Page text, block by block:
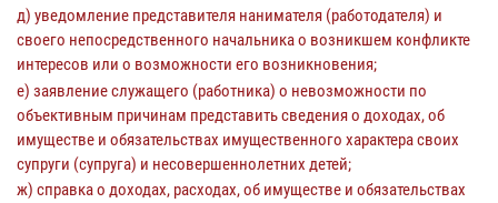
д) уведомление представителя нанимателя (работодателя) и
своего непосредственного начальника о возникшем конфликте
интересов или о возможности его возникновения;
е) заявление служащего (работника) о невозможности по
объективным причинам представить сведения о доходах, об
имуществе и обязательствах имущественного характера своих
супруги (супруга) и несовершеннолетних детей;
ж) справка о доходах, расходах, об имуществе и обязательствах